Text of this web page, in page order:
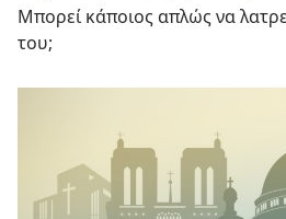
Μπορεί κάποιος απλώς να
του;